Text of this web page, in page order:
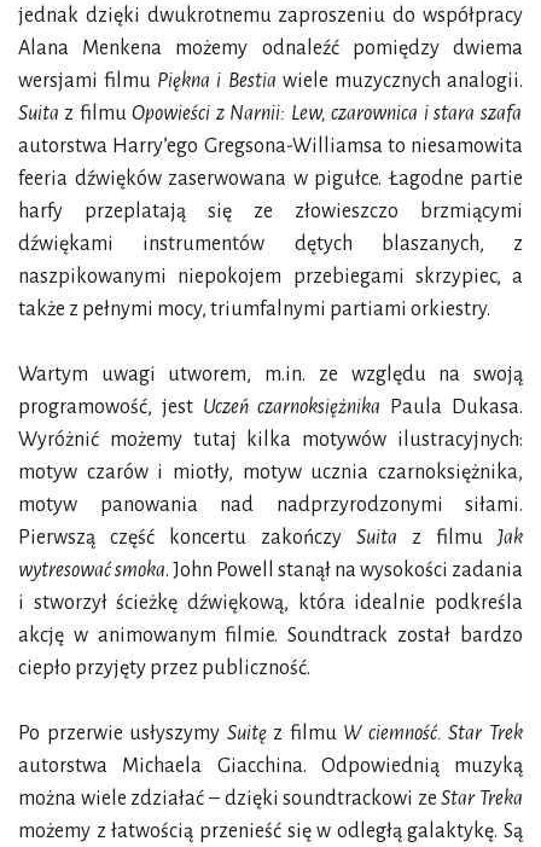
jednak dzięki dwukrotnemu zaproszeniu do współpracy
Alana Menkena możemy odnaleźć pomiędzy dwiema
wersjami filmu Piękna i Bestia wiele muzycznych analogii.
Suita z filmuOpowieści z Narnii: Lew, czarownica i stara szafa
autorstwa Harry’ego Gregsona-Williamsa to niesamowita
feeria dźwięków zaserwowana w pigułce. Łagodne partie
harfy przeplatają się ze złowieszczo brzmiącymi
dźwiękami instrumentów dętych blaszanych, z
naszpikowanymi niepokojem przebiegami skrzypiec, a
także z pełnymi mocy, triumfalnymi partiami orkiestry.
Wartym uwagi utworem, m.in. ze względu na swoją
programowość, jest Uczeń czarnoksiężnika Paula Dukasa.
Wyróżnić możemy tutaj kilka motywów ilustracyjnych:
motyw czarów i miotły, motyw ucznia czarnoksiężnika,
motyw panowania nad nadprzyrodzonymi siłami.
Pierwszą część koncertu zakończy Suita z filmu Jak
wytresować smoka. John Powell stanął na wysokości zadania
i stworzył ścieżkę dźwiękową, która idealnie podkreśla
akcję w animowanym filmie. Soundtrack został bardzo
ciepło przyjęty przez publiczność.
Po przerwie usłyszymy Suitęz filmu W ciemność. Star Trek
autorstwa Michaela Giacchina. Odpowiednią muzyką
można wiele zdziałać – dzięki soundtrackowi zeStar Treka
możemy z łatwością przenieść się w odległą galaktykę. Są